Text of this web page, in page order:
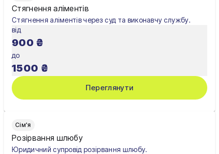
Стягнення аліментів
Стягнення аліментів через суд та виконавчу службу.
від
900 ₴
до
1500 ₴
Переглянути
Сім'я
Розірвання шлюбу
Юридичний супровід розірвання шлюбу.